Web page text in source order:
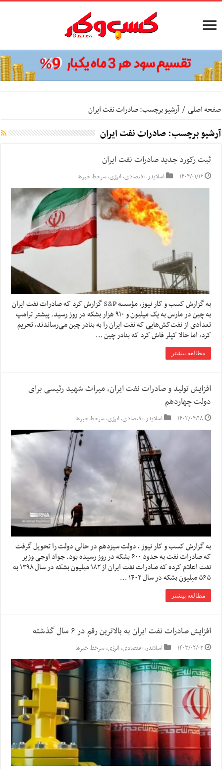
صفحه اصلی / آرشیو برچسب: صادرات نفت ایران
آرشیو برچسب:صادرات نفت ایران
ثبت رکورد جدید صادرات نفت ایران
۱۴۰۴/۰۱/۱۶ اسلایدر,اقتصادی,انرژی,سرخط خبرها
به گزارش کسب و کار نیوز، مؤسسه S&P گزارش کرد که صادرات نفت ایران
به چین در مارس به یک میلیون و ۹۱۰ هزار بشکه در روز رسید. پیشتر ترامپ
تعدادی از نفت‌کش‌هایی که نفت ایران را به بنادر چین می‌رساندند، تحریم
کرد، اما حالا کپلر فاش کرد که بنادر چین …
مطالعه بیشتر
افزایش تولید و صادرات نفت ایران، میراث شهید رئیسی برای
دولت چهاردهم
۱۴۰۳/۰۴/۱۸ اسلایدر,اقتصادی,انرژی,سرخط خبرها
به گزارش کسب و کار نیوز ، دولت سیزدهم در حالی دولت را تحویل گرفت
که صادرات نفت به حدود ۶۰۰ بشکه در روز رسیده بود. جواد اوجی وزیر
نفت اعلام کرده که صادرات نفت ایران از ۱۸۲ میلیون بشکه در سال ۱۳۹۸ به
۵۶۵ میلیون بشکه در سال ۱۴۰۲ …
مطالعه بیشتر
افزایش صادرات نفت ایران به بالاترین رقم در ۶ سال گذشته
۱۴۰۳/۰۲/۰۲ اسلایدر,اقتصادی,انرژی,سرخط خبرها